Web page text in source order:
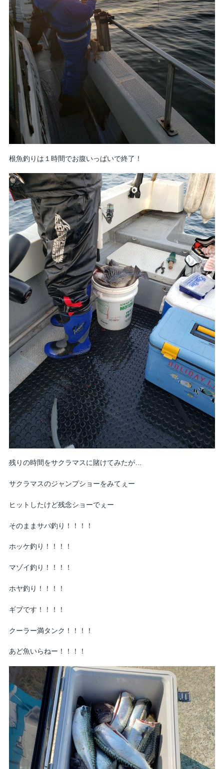
根魚釣りは１時間でお腹いっぱいで終了！
残りの時間をサクラマスに賭けてみたが…
サクラマスのジャンプショーをみてぇー
ヒットしたけど残念ショーでぇー
そのままサバ釣り！！！！
ホッケ釣り！！！！
マゾイ釣り！！！！
ホヤ釣り！！！！
ギブです！！！！
クーラー満タンク！！！！
あど魚いらねー！！！！